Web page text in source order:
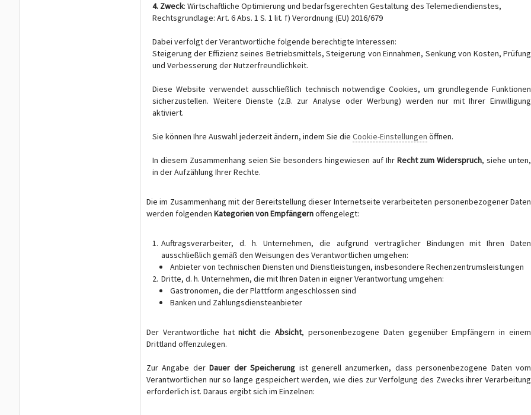
4. Zweck: Wirtschaftliche Optimierung und bedarfsgerechten Gestaltung des Telemediendienstes,
Rechtsgrundlage: Art. 6 Abs. 1 S. 1 lit. f) Verordnung (EU) 2016/679
Dabei verfolgt der Verantwortliche folgende berechtigte Interessen:
Steigerung der Effizienz seines Betriebsmittels, Steigerung von Einnahmen, Senkung von Kosten, Prüfung
und Verbesserung der Nutzerfreundlichkeit.
Diese Website verwendet ausschließlich technisch notwendige Cookies, um grundlegende Funktionen
sicherzustellen. Weitere Dienste (z.B. zur Analyse oder Werbung) werden nur mit Ihrer Einwilligung
aktiviert.
Sie können Ihre Auswahl jederzeit ändern, indem Sie die Cookie-Einstellungen öffnen.
In diesem Zusammenhang seien Sie besonders hingewiesen auf Ihr Recht zum Widerspruch, siehe unten,
in der Aufzählung Ihrer Rechte.
Die im Zusammenhang mit der Bereitstellung dieser Internetseite verarbeiteten personenbezogener Daten
werden folgenden Kategorien von Empfängernoffengelegt:
Auftragsverarbeiter, d. h. Unternehmen, die aufgrund vertraglicher Bindungen mit Ihren Daten
ausschließlich gemäß den Weisungen des Verantwortlichen umgehen:
Anbieter von technischen Diensten und Dienstleistungen, insbesondere Rechenzentrumsleistungen
Dritte, d. h. Unternehmen, die mit Ihren Daten in eigner Verantwortung umgehen:
Gastronomen, die der Plattform angeschlossen sind
Banken und Zahlungsdiensteanbieter
Der Verantwortliche hatnichtdieAbsicht, personenbezogene Daten gegenüber Empfängern in einem
Drittland offenzulegen.
Zur Angabe derDauer der Speicherung ist generell anzumerken, dass personenbezogene Daten vom
Verantwortlichen nur so lange gespeichert werden, wie dies zur Verfolgung des Zwecks ihrer Verarbeitung
erforderlich ist. Daraus ergibt sich im Einzelnen: